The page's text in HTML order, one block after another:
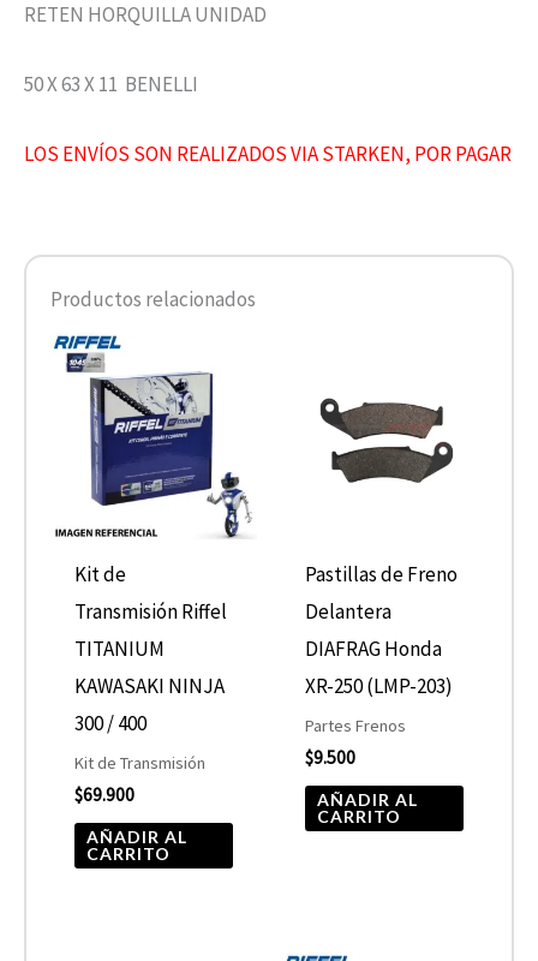
RETEN HORQUILLA UNIDAD
50 X 63 X 11 BENELLI
LOS ENVÍOS SON REALIZADOS VIA STARKEN, POR PAGAR
Productos relacionados
Kit de
Transmisión Riffel
TITANIUM
KAWASAKI NINJA
300 / 400
Kit de Transmisión
$69.900
AÑADIR AL
CARRITO
Pastillas de Freno
Delantera
DIAFRAG Honda
XR-250 (LMP-203)
Partes Frenos
$9.500
AÑADIR AL
CARRITO